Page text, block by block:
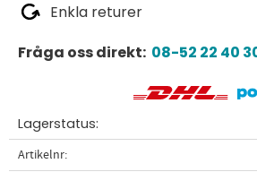
Enkla returer
Fråga oss direkt: 08-52 22 40
Lagerstatus
Artikelnr